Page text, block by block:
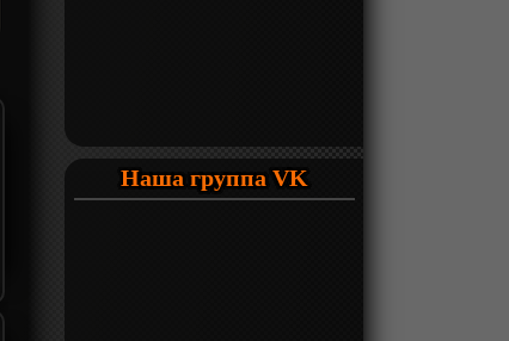
Наша группа VK